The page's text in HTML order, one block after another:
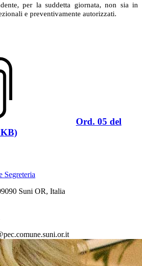
per la suddetta giornata, non sia in
e preventivamente autorizzati.
Ord. 05 del
KB)
Suni OR, Italia